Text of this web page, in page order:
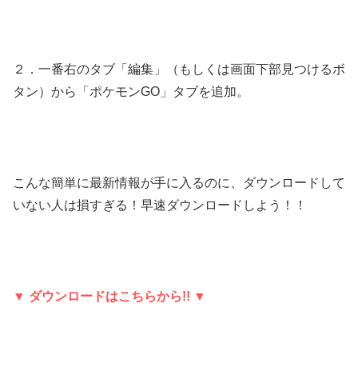
２．一番右のタブ「編集」（もしくは画面下部見つけるボ
タン）から「ポケモンGO」タブを追加。
こんな簡単に最新情報が手に入るのに、ダウンロードして
いない人は損すぎる！早速ダウンロードしよう！！
▼ ダウンロードはこちらから!! ▼